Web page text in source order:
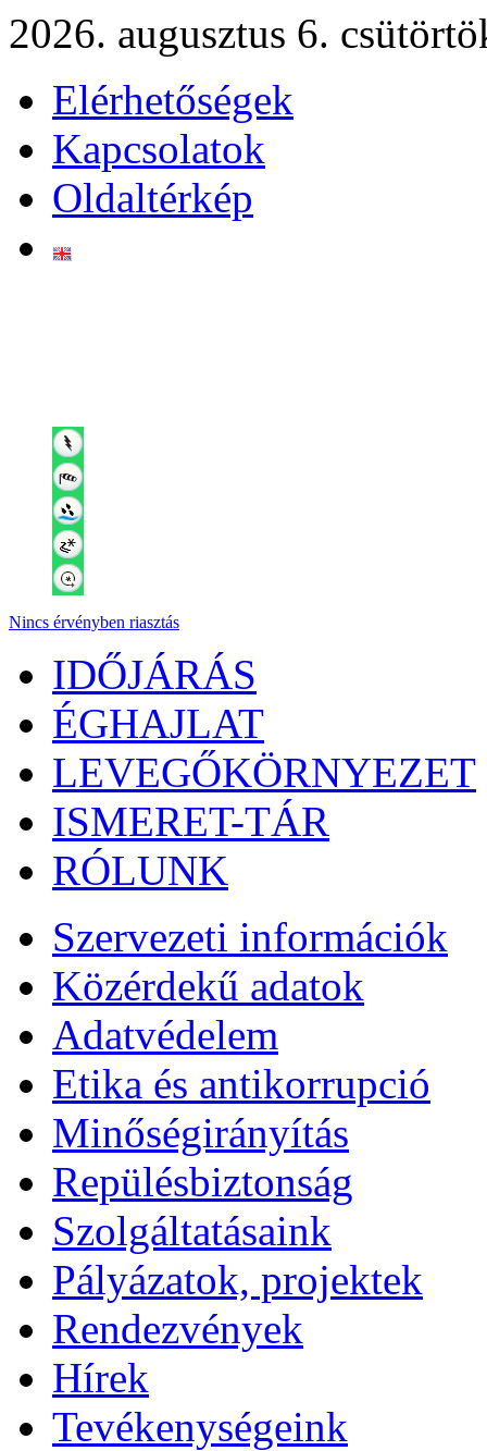
2026. augusztus 6.
Elérhetőségek
Kapcsolatok
Oldaltérkép
Nincs érvényben riasztás
IDŐJÁRÁS
ÉGHAJLAT
LEVEGŐKÖRNYEZET
ISMERET-TÁR
RÓLUNK
Szervezeti információk
Közérdekű adatok
Adatvédelem
Etika és antikorrupció
Minőségirányítás
Repülésbiztonság
Szolgáltatásaink
Pályázatok, projektek
Rendezvények
Hírek
Tevékenységeink